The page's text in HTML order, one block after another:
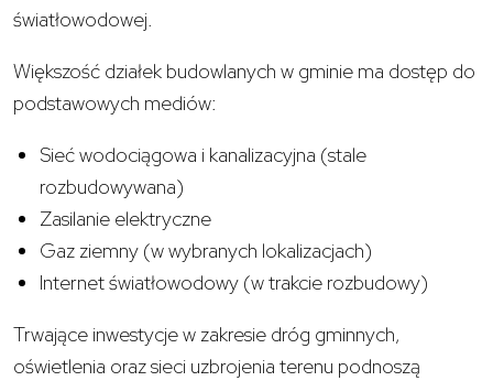
światłowodowej.
Większość działek budowlanych w gminie ma dostęp do
podstawowych mediów:
Sieć wodociągowa i kanalizacyjna (stale
rozbudowywana)
Zasilanie elektryczne
Gaz ziemny (w wybranych lokalizacjach)
Internet światłowodowy (w trakcie rozbudowy)
Trwające inwestycje w zakresie dróg gminnych,
oświetlenia oraz sieci uzbrojenia terenu podnoszą